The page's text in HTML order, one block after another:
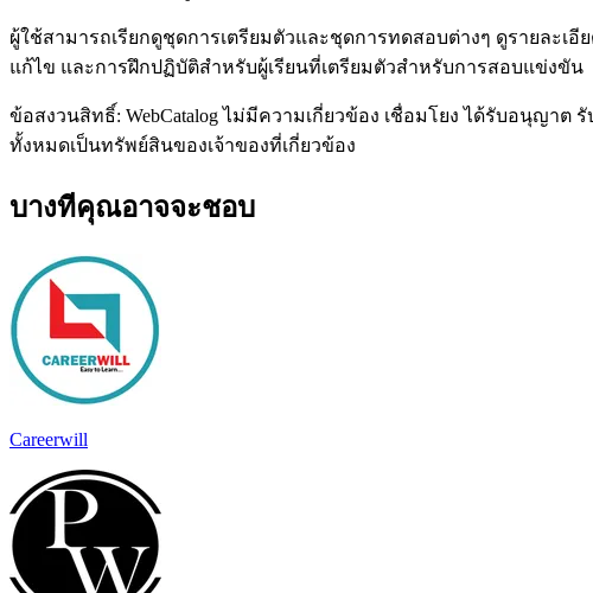
ผู้ใช้สามารถเรียกดูชุดการเตรียมตัวและชุดการทดสอบต่างๆ ดูรายละ
แก้ไข และการฝึกปฏิบัติสำหรับผู้เรียนที่เตรียมตัวสำหรับการสอบแข่งขัน
ข้อสงวนสิทธิ์: WebCatalog ไม่มีความเกี่ยวข้อง เชื่อมโยง ได้รับอนุญาต
ทั้งหมดเป็นทรัพย์สินของเจ้าของที่เกี่ยวข้อง
บางทีคุณอาจจะชอบ
Careerwill